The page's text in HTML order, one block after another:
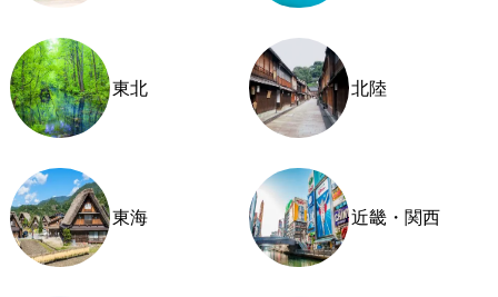
東北 北陸
東海 近畿・関西